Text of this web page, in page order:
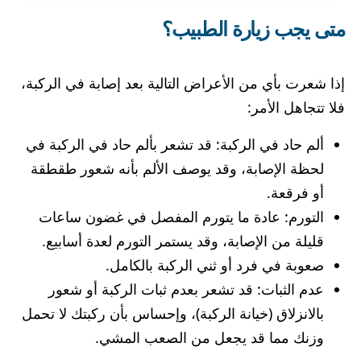
متى يجب زيارة الطبيب؟
إذا شعرت بأي من الأعراض التالية بعد إصابة في الركبة،
فلا تتجاهل الأمر:
ألم حاد في الركبة: قد تشعر بألم حاد في الركبة في
لحظة الإصابة، وقد يوصف الألم بأنه شعور طقطقة
أو فرقعة.
التورم: عادة ما يتورم المفصل في غضون ساعات
قليلة من الإصابة، وقد يستمر التورم لعدة أسابيع.
صعوبة في فرد أو ثني الركبة بالكامل.
عدم الثبات: قد تشعر بعدم ثبات الركبة أو شعور
بالانزلاق (خيانة الركبة)، وإحساس بأن ركبتك لا تحمل
وزنك مما قد يجعل من الصعب المشي.